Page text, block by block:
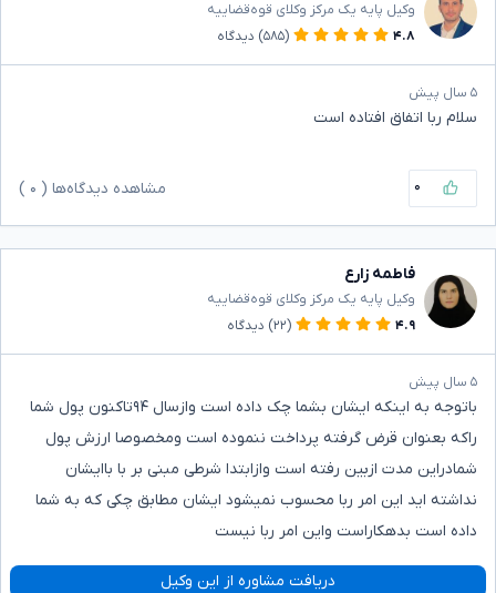
وکیل پایه یک مرکز وکلای قوه‌قضاییه
۴.۸
(۵۸۵) دیدگاه
۵ سال پیش
سلام ربا اتفاق افتاده است
۰ مشاهده دیدگاه‌ها ( ۰
فاطمه زارع
وکیل پایه یک مرکز وکلای قوه‌قضاییه
۴.۹
(۲۲) دیدگاه
۵ سال پیش
باتوجه به اینکه ایشان بشما چک داده است وازسال ۹۴تاکنون پول شما
راکه بعنوان قرض گرفته پرداخت ننموده است ومخصوصا ارزش پول
شمادراین مدت ازبین رفته است وازابتدا شرطی مبنی بر با باایشان
نداشته اید این امر ربا محسوب نمیشود ایشان مطابق چکی که به شما
داده است بدهکاراست واین امر ربا نیست
دریافت مشاوره از این وکیل